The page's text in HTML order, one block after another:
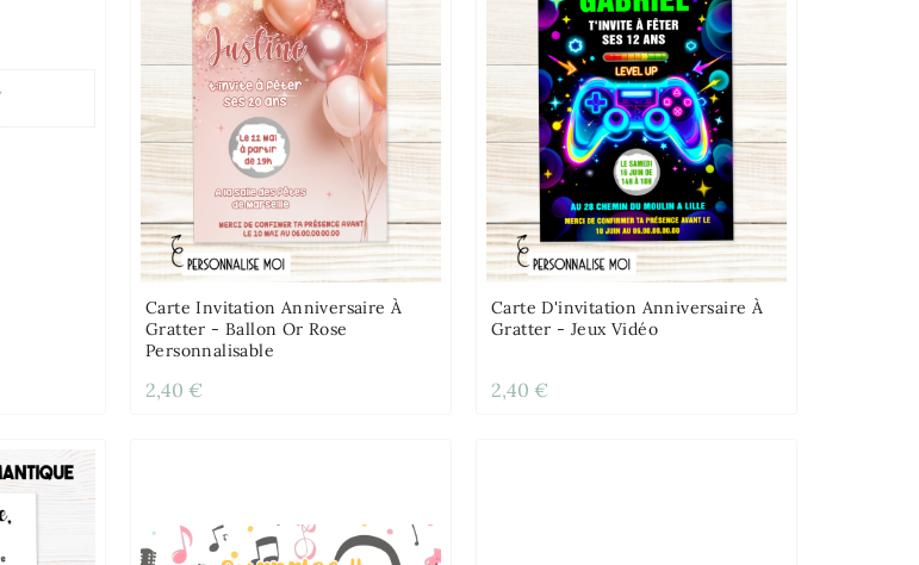
Carte Invitation Anniversaire À
Gratter - Ballon Or Rose
Personnalisable
2,40 €
Carte D'invitation Anniversaire À
Gratter - Jeux Vidéo
2,40 €